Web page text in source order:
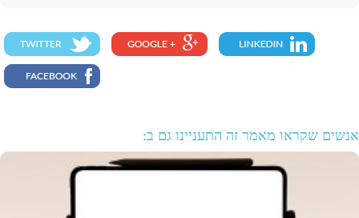
אנשים שקראו מאמר זה התעניינו גם ב: